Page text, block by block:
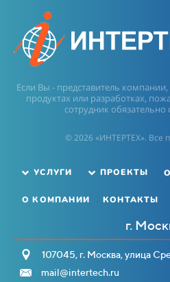
Если Вы - представитель
продуктах или разработках,
сотрудник обязательно
© 2026 «ИНТЕРТЕХ». Все
УСЛУГИ ПРОЕКТЫ
О КОМПАНИИ КОНТАКТЫ
г.
107045, г. Москва, улица
mail@intertech.ru